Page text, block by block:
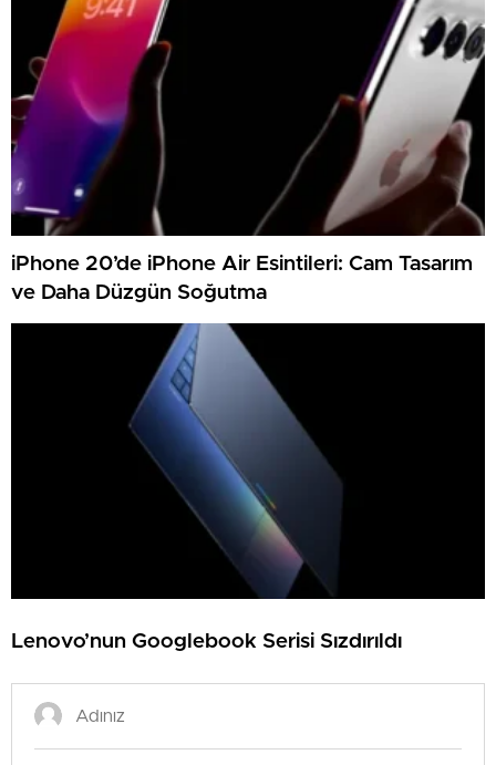
iPhone 20’de iPhone Air Esintileri: Cam Tasarım
ve Daha Düzgün Soğutma
Lenovo’nun Googlebook Serisi Sızdırıldı